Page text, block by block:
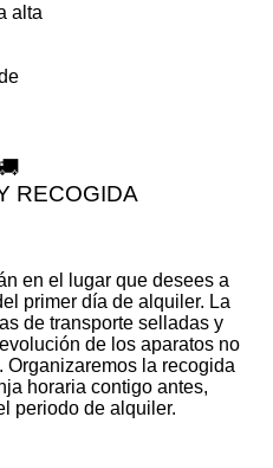
alta
🚚
RECOGIDA
en el lugar que desees a
primer día de alquiler. La
de transporte selladas y
de los aparatos no
la recogida
horaria contigo antes,
periodo de alquiler.